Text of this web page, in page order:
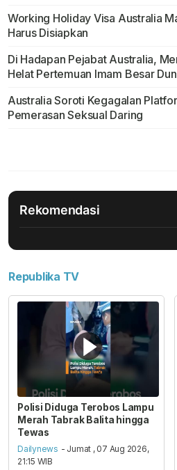
Working Holiday Visa Australia
Harus Disiapkan
Di Hadapan Pejabat Australia,
Helat Pertemuan Imam Besar
Australia Soroti Kegagalan
Pemerasan Seksual Daring
Rekomendasi
Republika TV
Polisi Diduga Terobos Lampu
Merah Tabrak Balita hingga
Tewas
Dailynews - Jumat , 07 Aug 2026,
21:15 WIB